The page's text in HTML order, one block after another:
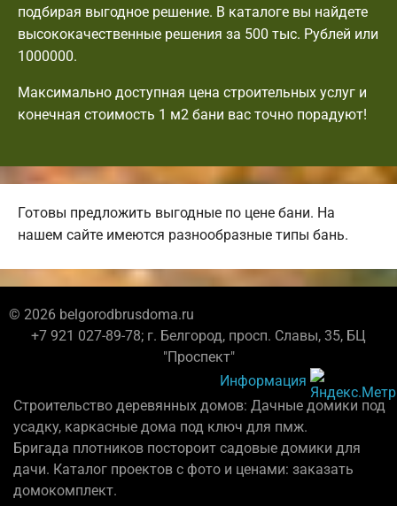
подбирая выгодное решение. В каталоге вы найдете
высококачественные решения за 500 тыс. Рублей или
1000000.
Максимально доступная цена строительных услуг и
конечная стоимость 1 м2 бани вас точно порадуют!
Готовы предложить выгодные по цене бани. На
нашем сайте имеются разнообразные типы бань.
© 2026 belgorodbrusdoma.ru
+7 921 027-89-78; г. Белгород, просп. Славы, 35, БЦ
"Проспект"
Информация
Строительство деревянных домов: Дачные домики под
усадку, каркасные дома под ключ для пмж.
Бригада плотников постороит садовые домики для
дачи. Каталог проектов с фото и ценами: заказать
домокомплект.